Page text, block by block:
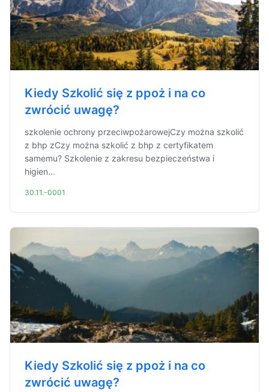
Kiedy Szkolić się z ppoż i na co
zwrócić uwagę?
szkolenie ochrony przeciwpożarowejCzy można szkolić
z bhp zCzy można szkolić z bhp z certyfikatem
samemu? Szkolenie z zakresu bezpieczeństwa i
higien...
30.11.-0001
Kiedy Szkolić się z ppoż i na co
zwrócić uwagę?